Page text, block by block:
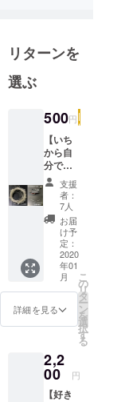
リターンを
選ぶ
500円
【いち
から自
分で
作って
みたい
人向
け】 マ
イコン
を除い
た部品
のセッ
トをお
届けし
ます。
＊作例
では
kCとい
うマイ
コンを
使って
支援
者：
7人
お届
け予
定：
2020
年01
月
詳細を見る
こ
の
リ
タ
ー
ン
を
選
択
す
る
2,2
00 円
【好き